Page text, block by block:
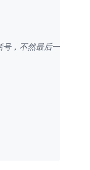
，不然最后一个